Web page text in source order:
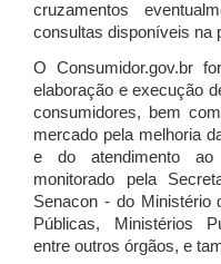
cruzamentos
consultas disponíveis na
O Consumidor.gov.br
elaboração e execução
consumidores, bem
mercado pela melhoria
e do atendimento
monitorado pela
Senacon - do Ministério
Públicas, Ministérios
entre outros órgãos, e